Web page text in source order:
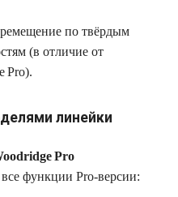
по твёрдым
(в отличие от
Pro).
линейки
Pro
функции Pro‑версии: